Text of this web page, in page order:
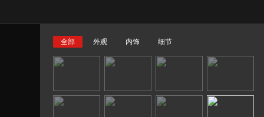
全部 外观 内饰 细节